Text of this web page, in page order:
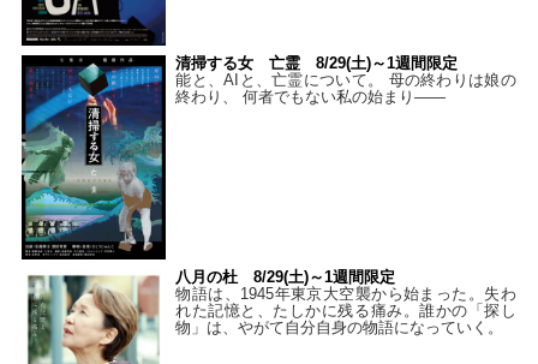
清掃する女 亡霊 8/29(土)～1週間限定
能と、AIと、亡霊について。 母の終わりは娘の
終わり、 何者でもない私の始まり――
八月の杜 8/29(土)～1週間限定
物語は、1945年東京大空襲から始まった。失わ
れた記憶と、たしかに残る痛み。誰かの「探し
物」は、やがて自分自身の物語になっていく。